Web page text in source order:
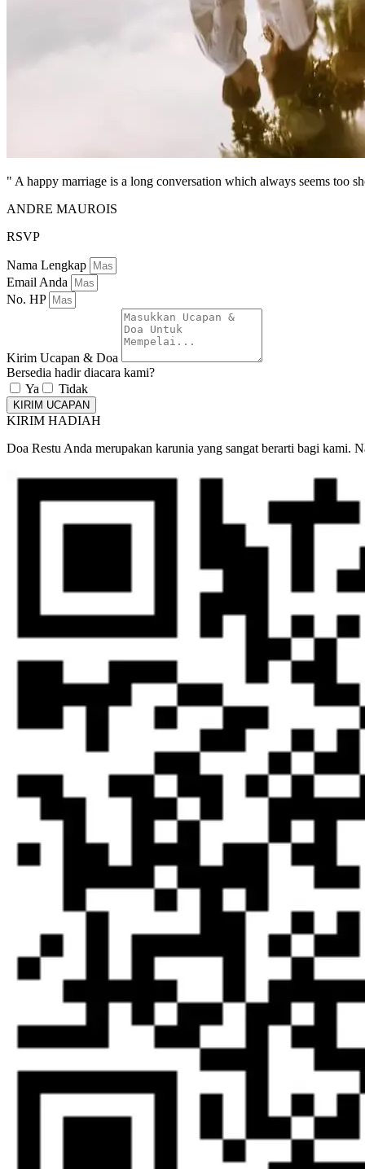
" A happy marriage is a long conversation which always seems too
ANDRE MAUROIS
RSVP
Nama Lengkap
Email Anda
No. HP
Kirim Ucapan & Doa
Bersedia hadir diacara kami?
Ya
Tidak
KIRIM UCAPAN
KIRIM HADIAH
Doa Restu Anda merupakan karunia yang sangat berarti bagi kami.